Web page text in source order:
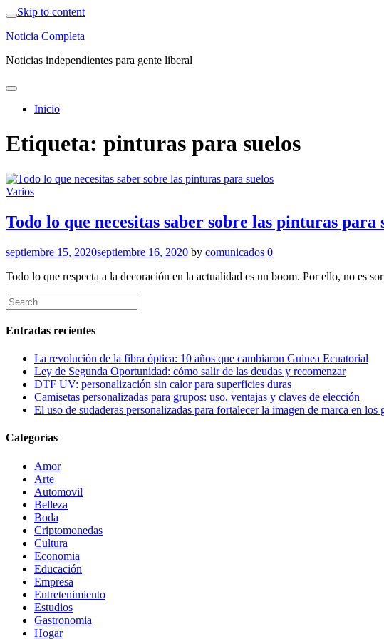
Skip to content
Noticia Completa
Noticias independientes para gente liberal
Inicio
Etiqueta: pinturas para suelos
Varios
Todo lo que necesitas saber sobre las pinturas para
septiembre 15, 2020septiembre 16, 2020 by comunicados 0
Todo lo que respecta a la decoración en la actualidad es un boom. Por ello, no es
Entradas recientes
La revolución de la fibra óptica: 10 años que cambiaron Guinea Ecuatorial
Ley de Segunda Oportunidad: cómo salir de las deudas y recomenzar
DTF UV: personalización sin calor para superficies duras
Camisetas personalizadas para grupos: uso, ventajas y claves de elección
El uso de sudaderas personalizadas para fortalecer la imagen de marca en los
Categorías
Amor
Arte
Automovil
Belleza
Boda
Criptomonedas
Cultura
Economia
Educación
Empresa
Entretenimiento
Estudios
Gastronomia
Hogar